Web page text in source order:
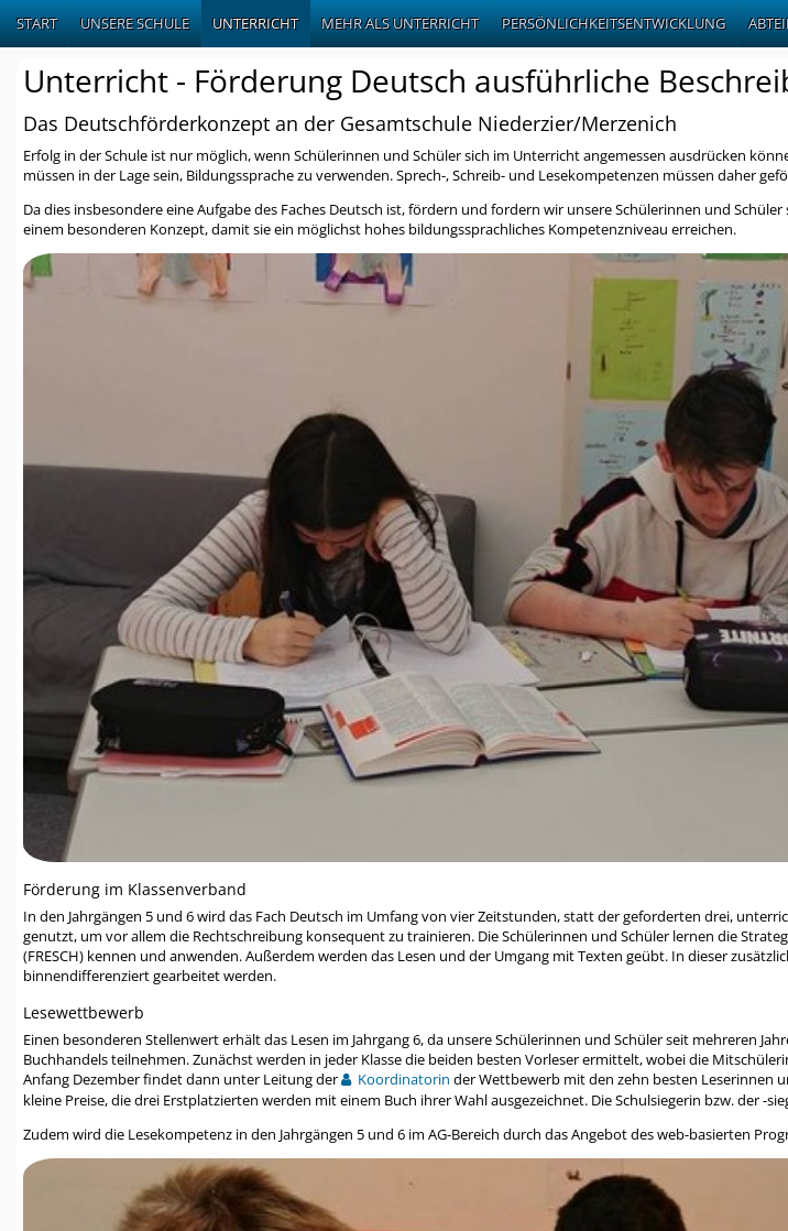
START UNSERE SCHULE UNTERRICHT MEHR ALS UNTERRICHT PERSÖNLICHKEITSENTWICKLUNG
Unterricht - Förderung Deutsch ausführliche
Das Deutschförderkonzept an der Gesamtschule Niederzier/Merzenich
Erfolg in der Schule ist nur möglich, wenn Schülerinnen und Schüler sich im Unterricht angemessen ausdrücken
müssen in der Lage sein, Bildungssprache zu verwenden. Sprech-, Schreib- und Lesekompetenzen müssen daher
Da dies insbesondere eine Aufgabe des Faches Deutsch ist, fördern und fordern wir unsere Schülerinnen und Schüler
einem besonderen Konzept, damit sie ein möglichst hohes bildungssprachliches Kompetenzniveau erreichen.
Förderung im Klassenverband
In den Jahrgängen 5 und 6 wird das Fach Deutsch im Umfang von vier Zeitstunden, statt der geforderten drei,
genutzt, um vor allem die Rechtschreibung konsequent zu trainieren. Die Schülerinnen und Schüler lernen die
(FRESCH) kennen und anwenden. Außerdem werden das Lesen und der Umgang mit Texten geübt. In dieser
binnendifferenziert gearbeitet werden.
Lesewettbewerb
Einen besonderen Stellenwert erhält das Lesen im Jahrgang 6, da unsere Schülerinnen und Schüler seit mehreren
Buchhandels teilnehmen. Zunächst werden in jeder Klasse die beiden besten Vorleser ermittelt, wobei die
Anfang Dezember findet dann unter Leitung der
Koordinatorin der Wettbewerb mit den zehn besten Leserinnen
kleine Preise, die drei Erstplatzierten werden mit einem Buch ihrer Wahl ausgezeichnet. Die Schulsiegerin bzw. der -
Zudem wird die Lesekompetenz in den Jahrgängen 5 und 6 im AG-Bereich durch das Angebot des web-basierten